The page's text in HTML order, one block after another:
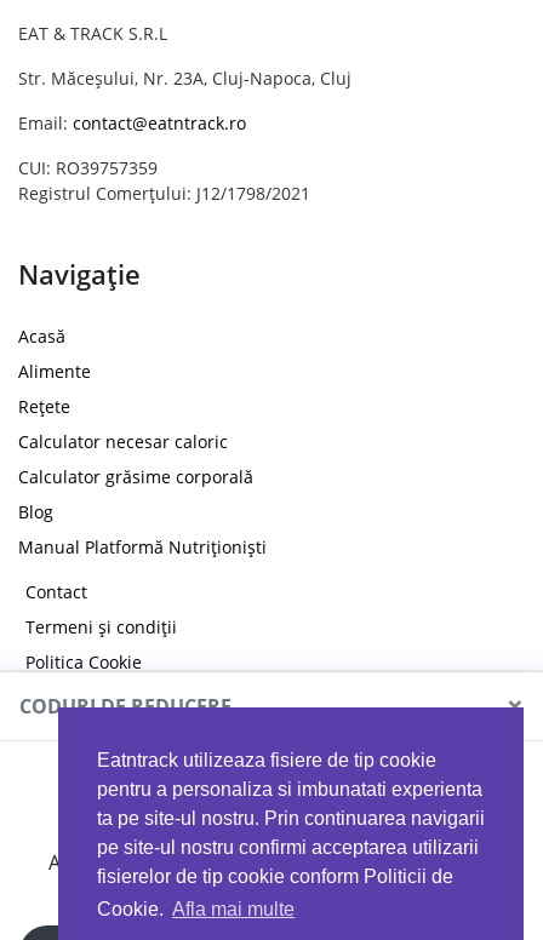
Eatntrack utilizeaza fisiere de tip cookie
pentru a personaliza si imbunatati experienta
ta pe site-ul nostru. Prin continuarea navigarii
pe site-ul nostru confirmi acceptarea utilizarii
fisierelor de tip cookie conform Politicii de
Cookie. Afla mai multe
EAT & TRACK S.R.L
Str. Măceșului, Nr. 23A, Cluj-Napoca, Cluj
Email: contact@eatntrack.ro
CUI: RO39757359
Registrul Comerțului: J12/1798/2021
Navigație
Acasă
Alimente
Rețete
Calculator necesar caloric
Calculator grăsime corporală
Blog
Manual Platformă Nutriționiști
Contact
Termeni și condiții
Politica Cookie
Politica de confidențialitate
CODURI DE REDUCERE ×
MYPROTEIN
Ai 40%reducere la orice comandă folosind codul
EATTRACK